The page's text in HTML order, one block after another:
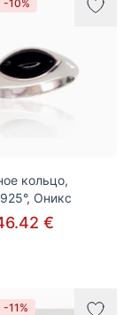
-10%
кольцо,
Оникс
€
11%